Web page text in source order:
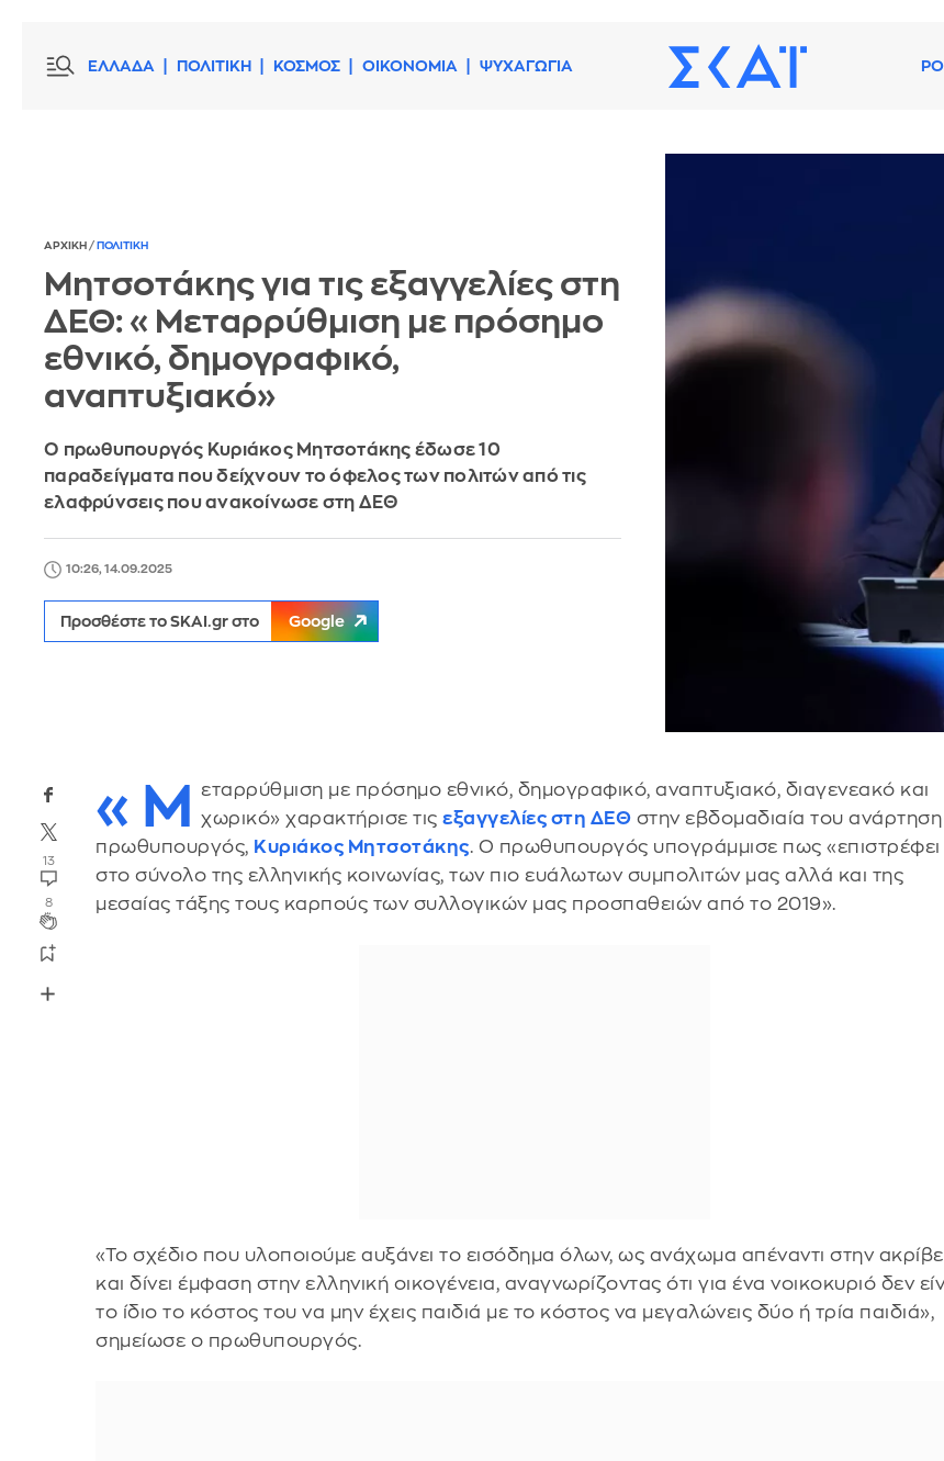
ΕΛΛΑΔΑ ΠΟΛΙΤΙΚΗ ΚΟΣΜΟΣ ΟΙΚΟΝΟΜΙΑ ΨΥΧΑΓΩΓΙΑ
ΑΡΧΙΚΗ / ΠΟΛΙΤΙΚΗ
Μητσοτάκης για τις εξαγγελίες στη
ΔΕΘ: «Μεταρρύθμιση με πρόσημο
εθνικό, δημογραφικό,
αναπτυξιακό»
Ο πρωθυπουργός Κυριάκος Μητσοτάκης έδωσε 10
παραδείγματα που δείχνουν το όφελος των πολιτών από τις
ελαφρύνσεις που ανακοίνωσε στη ΔΕΘ
10:26, 14.09.2025
Προσθέστε το SKAI.gr στο Google
13
8
«Μ
εταρρύθμιση με πρόσημο εθνικό, δημογραφικό, αναπτυξιακό, διαγενεακό και
χωρικό» χαρακτήρισε τιςεξαγγελίες στη ΔΕΘ στην εβδομαδιαία του
πρωθυπουργός, Κυριάκος Μητσοτάκης. Ο πρωθυπουργός υπογράμμισε πως «επιστρέφει
στο σύνολο της ελληνικής κοινωνίας, των πιο ευάλωτων συμπολιτών μας αλλά και της
μεσαίας τάξης τους καρπούς των συλλογικών μας προσπαθειών από το 2019».
«Το σχέδιο που υλοποιούμε αυξάνει το εισόδημα όλων, ως ανάχωμα απέναντι στην
και δίνει έμφαση στην ελληνική οικογένεια, αναγνωρίζοντας ότι για ένα νοικοκυριό δεν
το ίδιο το κόστος του να μην έχεις παιδιά με το κόστος να μεγαλώνεις δύο ή τρία παιδιά»,
σημείωσε ο πρωθυπουργός.